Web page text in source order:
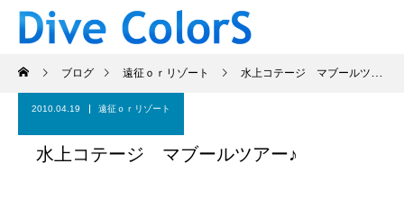
ブログ 遠征ｏｒリゾート 水上コテージ マブールツアー♪
2010.04.19 遠征ｏｒリゾート
水上コテージ マブールツアー♪